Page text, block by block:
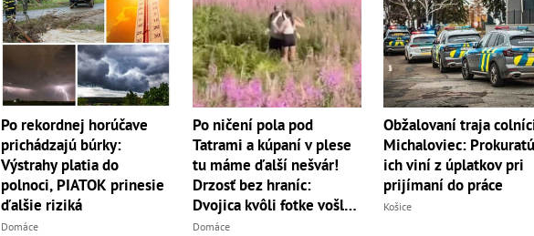
Po rekordnej horúčave
prichádzajú búrky:
Výstrahy platia do
polnoci, PIATOK prinesie
ďalšie riziká
Domáce
Po ničení pola pod
Tatrami a kúpaní v plese
tu máme ďalší nešvár!
Drzosť bez hraníc:
Dvojica kvôli fotke vošla
do...
Domáce
Obžalovaní traja
Michaloviec:
ich viní z úplatkov pri
prijímaní do práce
Košice